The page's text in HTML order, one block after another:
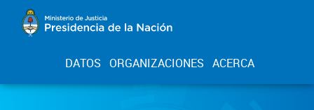
DATOS ORGANIZACIONES ACERCA